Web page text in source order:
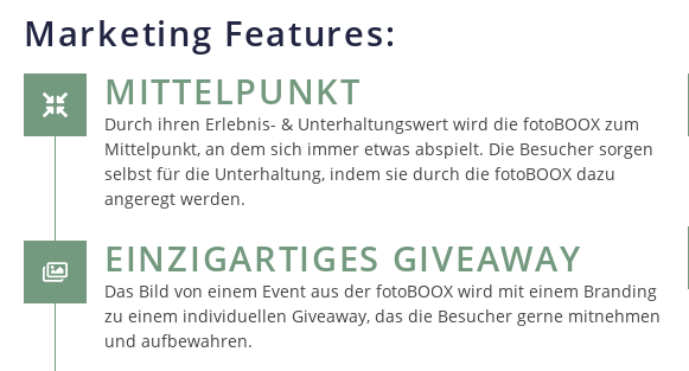
Marketing Features:
MITTELPUNKT
Durch ihren Erlebnis- & Unterhaltungswert wird die fotoBOOX zum
Mittelpunkt, an dem sich immer etwas abspielt. Die Besucher sorgen
selbst für die Unterhaltung, indem sie durch die fotoBOOX dazu
angeregt werden.
EINZIGARTIGES GIVEAWAY
Das Bild von einem Event aus der fotoBOOX wird mit einem Branding
zu einem individuellen Giveaway, das die Besucher gerne mitnehmen
und aufbewahren.